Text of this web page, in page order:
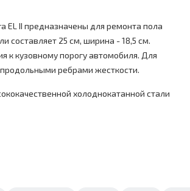
EL II предназначены для ремонта пола
составляет 25 см, ширина - 18,5 см.
к кузовному порогу автомобиля. Для
ребрами жесткости.
холоднокатанной стали